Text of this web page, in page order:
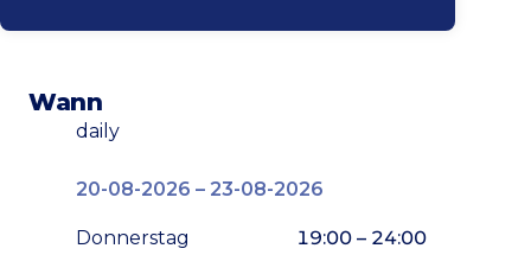
Wann
daily
20-08-2026 – 23-08-2026
Donnerstag 19:00 – 24:00